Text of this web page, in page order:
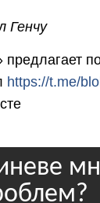
Генчу
https://t.me/